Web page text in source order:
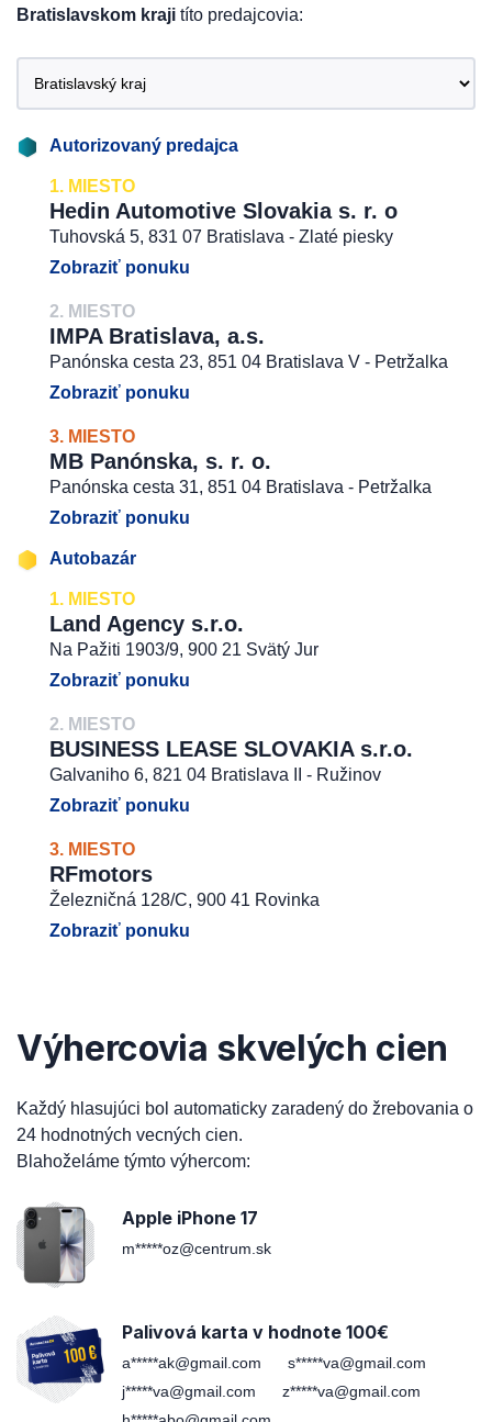
Bratislavskom kraji títo predajcovia:
Autorizovaný predajca
1. MIESTO
Hedin Automotive Slovakia s. r. o
Tuhovská 5, 831 07 Bratislava - Zlaté piesky
Zobraziť ponuku
2. MIESTO
IMPA Bratislava, a.s.
Panónska cesta 23, 851 04 Bratislava V - Petržalka
Zobraziť ponuku
3. MIESTO
MB Panónska, s. r. o.
Panónska cesta 31, 851 04 Bratislava - Petržalka
Zobraziť ponuku
Autobazár
1. MIESTO
Land Agency s.r.o.
Na Pažiti 1903/9, 900 21 Svätý Jur
Zobraziť ponuku
2. MIESTO
BUSINESS LEASE SLOVAKIA s.r.o.
Galvaniho 6, 821 04 Bratislava II - Ružinov
Zobraziť ponuku
3. MIESTO
RFmotors
Železničná 128/C, 900 41 Rovinka
Zobraziť ponuku
Výhercovia skvelých cien
Každý hlasujúci bol automaticky zaradený do žrebovania o
24 hodnotných vecných cien.
Blahoželáme týmto výhercom:
Apple iPhone 17
m*****oz@centrum.sk
Palivová karta v hodnote 100€
a*****ak@gmail.com
s*****va@gmail.com
j*****va@gmail.com
z*****va@gmail.com